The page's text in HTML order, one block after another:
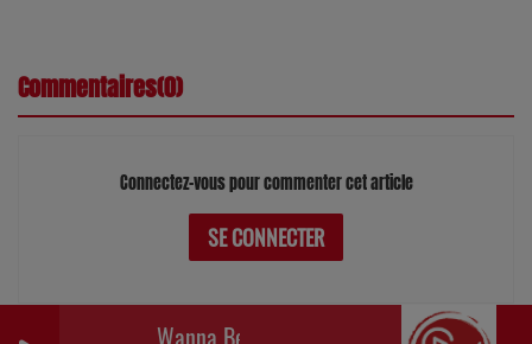
Wanna Be Startin' something (Brothers In Rhythm
Commentaires(0)
Connectez-vous pour commenter cet article
SE CONNECTER